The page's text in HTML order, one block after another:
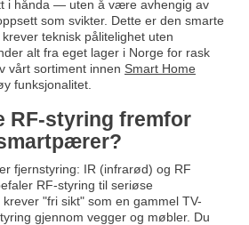
i hånda — uten å være avhengig av
som svikter. Dette er den smarte
teknisk pålitelighet uten
alt fra eget lager i Norge for rask
vårt sortiment innen Smart Home
funksjonalitet.
RF-styring fremfor
fjernstyring: IR (infrarød) og RF
RF-styring til seriøse
"fri sikt" som en gammel TV-
gjennom vegger og møbler. Du